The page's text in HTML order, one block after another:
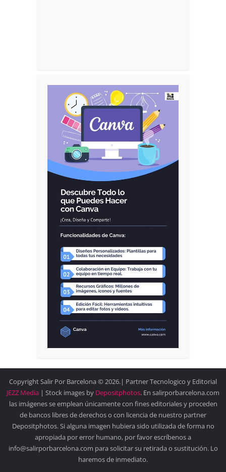
Copyright Salir Por Barcelona © 2026.| Partner Tecnologico y Editorial
JEZZ Media | Stock images by Depositphotos. En salirporbarcelona.com
las imágenes se emplean únicamente con fines editoriales y proceden
de bancos libres de derechos o con licencia de nuestro partner
Depositphotos. Si alguna imagen hubiera sido utilizada de forma no
apropiada por error humano, por favor escríbenos a
info@salirporbarcelona.com para solicitar su retirada o sustitución. Lo
haremos de inmediato.